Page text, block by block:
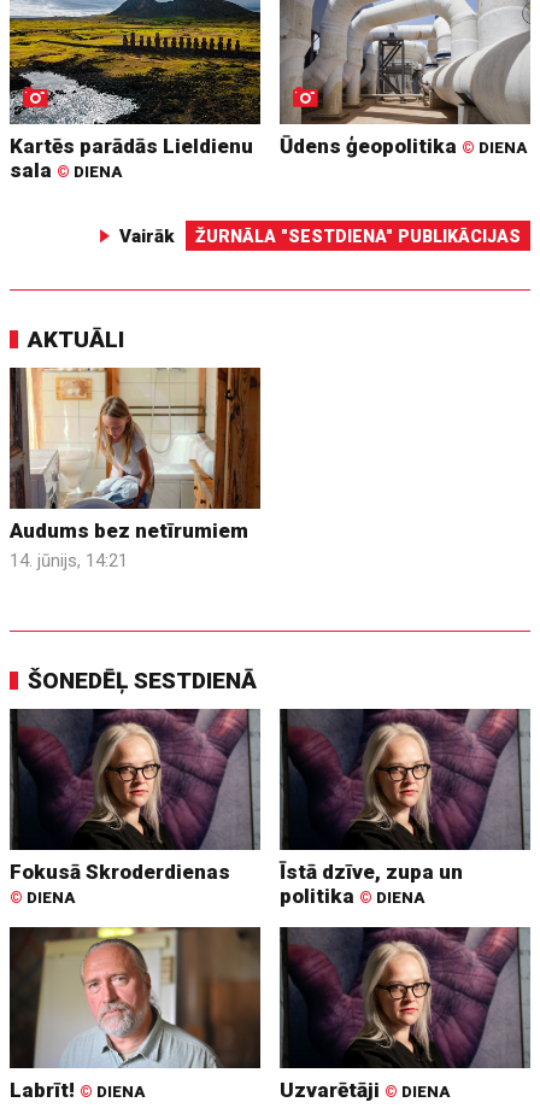
Kartēs parādās Lieldienu
sala © DIENA
Ūdens ģeopolitika © DIENA
Vairāk ŽURNĀLA "SESTDIENA" PUBLIKĀCIJAS
AKTUĀLI
Audums bez netīrumiem
14. jūnijs, 14:21
ŠONEDĒĻ SESTDIENĀ
Fokusā Skroderdienas
© DIENA
Īstā dzīve, zupa un
politika © DIENA
Labrīt! © DIENA Uzvarētāji © DIENA